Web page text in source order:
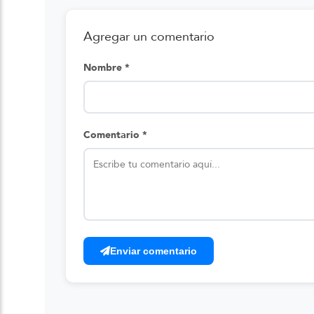
Agregar un comentario
Nombre *
Comentario *
Enviar comentario